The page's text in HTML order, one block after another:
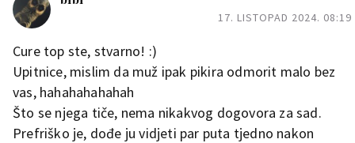
17. LISTOPAD 2024. 08:19
Cure top ste, stvarno! :)
Upitnice, mislim da muž ipak pikira odmorit malo bez
vas, hahahahahahah
Što se njega tiče, nema nikakvog dogovora za sad.
Prefriško je, dođe ju vidjeti par puta tjedno nakon